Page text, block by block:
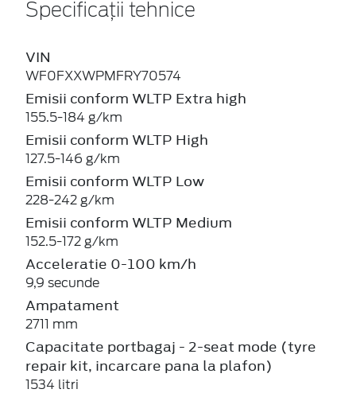
Specificații tehnice
VIN
WF0FXXWPMFRY70574
Emisii conform WLTP Extra high
155.5-184 g/km
Emisii conform WLTP High
127.5-146 g/km
Emisii conform WLTP Low
228-242 g/km
Emisii conform WLTP Medium
152.5-172 g/km
Acceleratie 0-100 km/h
9,9 secunde
Ampatament
2711 mm
Capacitate portbagaj - 2-seat mode (tyre
repair kit, incarcare pana la plafon)
1534 litri